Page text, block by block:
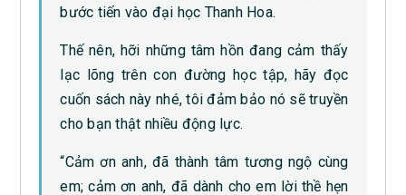
bước tiến vào đại học Thanh Hoa.
Thế nên, hỡi những tâm hồn đang cảm thấy
lạc lõng trên con đường học tập, hãy đọc
cuốn sách này nhé, tôi đảm bảo nó sẽ truyền
cho bạn thật nhiều động lực.
“Cảm ơn anh, đã thành tâm tương ngộ cùng
em; cảm ơn anh, đã dành cho em lời thề hẹn